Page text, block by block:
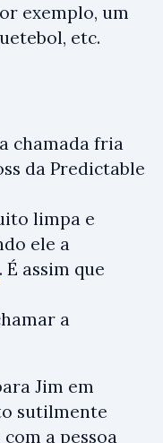
exemplo, um
etc.
chamada fria
da Predictable
limpa e
ele a
. É assim que
a
Jim em
sutilmente
a pessoa